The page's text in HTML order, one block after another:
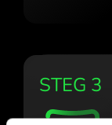
STEG 3